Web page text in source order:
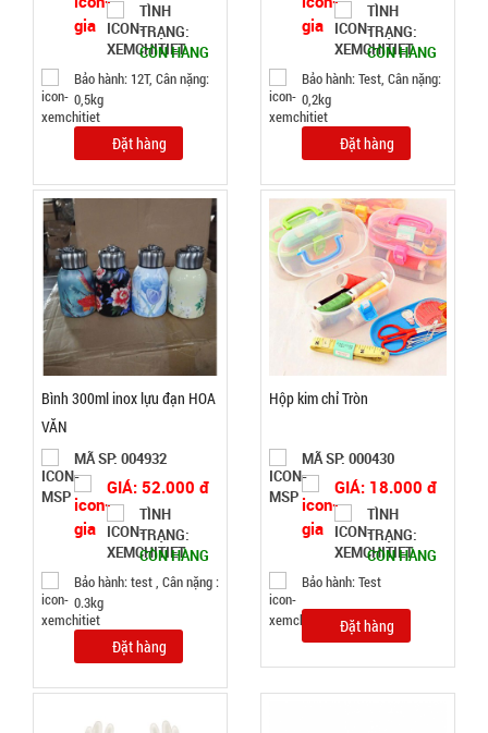
Cân nặng:
Móc khóa
tình nhân
love MÃ
SP:
000928
9.900 đ
TÌNH
TRẠNG:
Đặt
TÌNH
TRẠNG:
CÒN HÀNG
Bảo hành: 12T, Cân nặng:
0,5kg
Đặt hàng
TÌNH
TRẠNG:
CÒN HÀNG
Bảo hành: Test, Cân nặng:
0,2kg
Đặt hàng
Bình 300ml inox lựu đạn HOA
VĂN
MÃ SP: 004932
GIÁ: 52.000 đ
TÌNH
TRẠNG:
CÒN HÀNG
Bảo hành: test , Cân nặng :
0.3kg
Đặt hàng
Hộp kim chỉ Tròn
MÃ SP: 000430
GIÁ: 18.000 đ
TÌNH
TRẠNG:
CÒN HÀNG
Bảo hành: Test
Đặt hàng